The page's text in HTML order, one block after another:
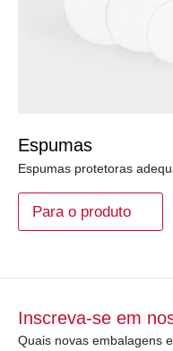
Espumas
Espumas protetoras
Para o produto
Inscreva-se em
Quais novas embalagens